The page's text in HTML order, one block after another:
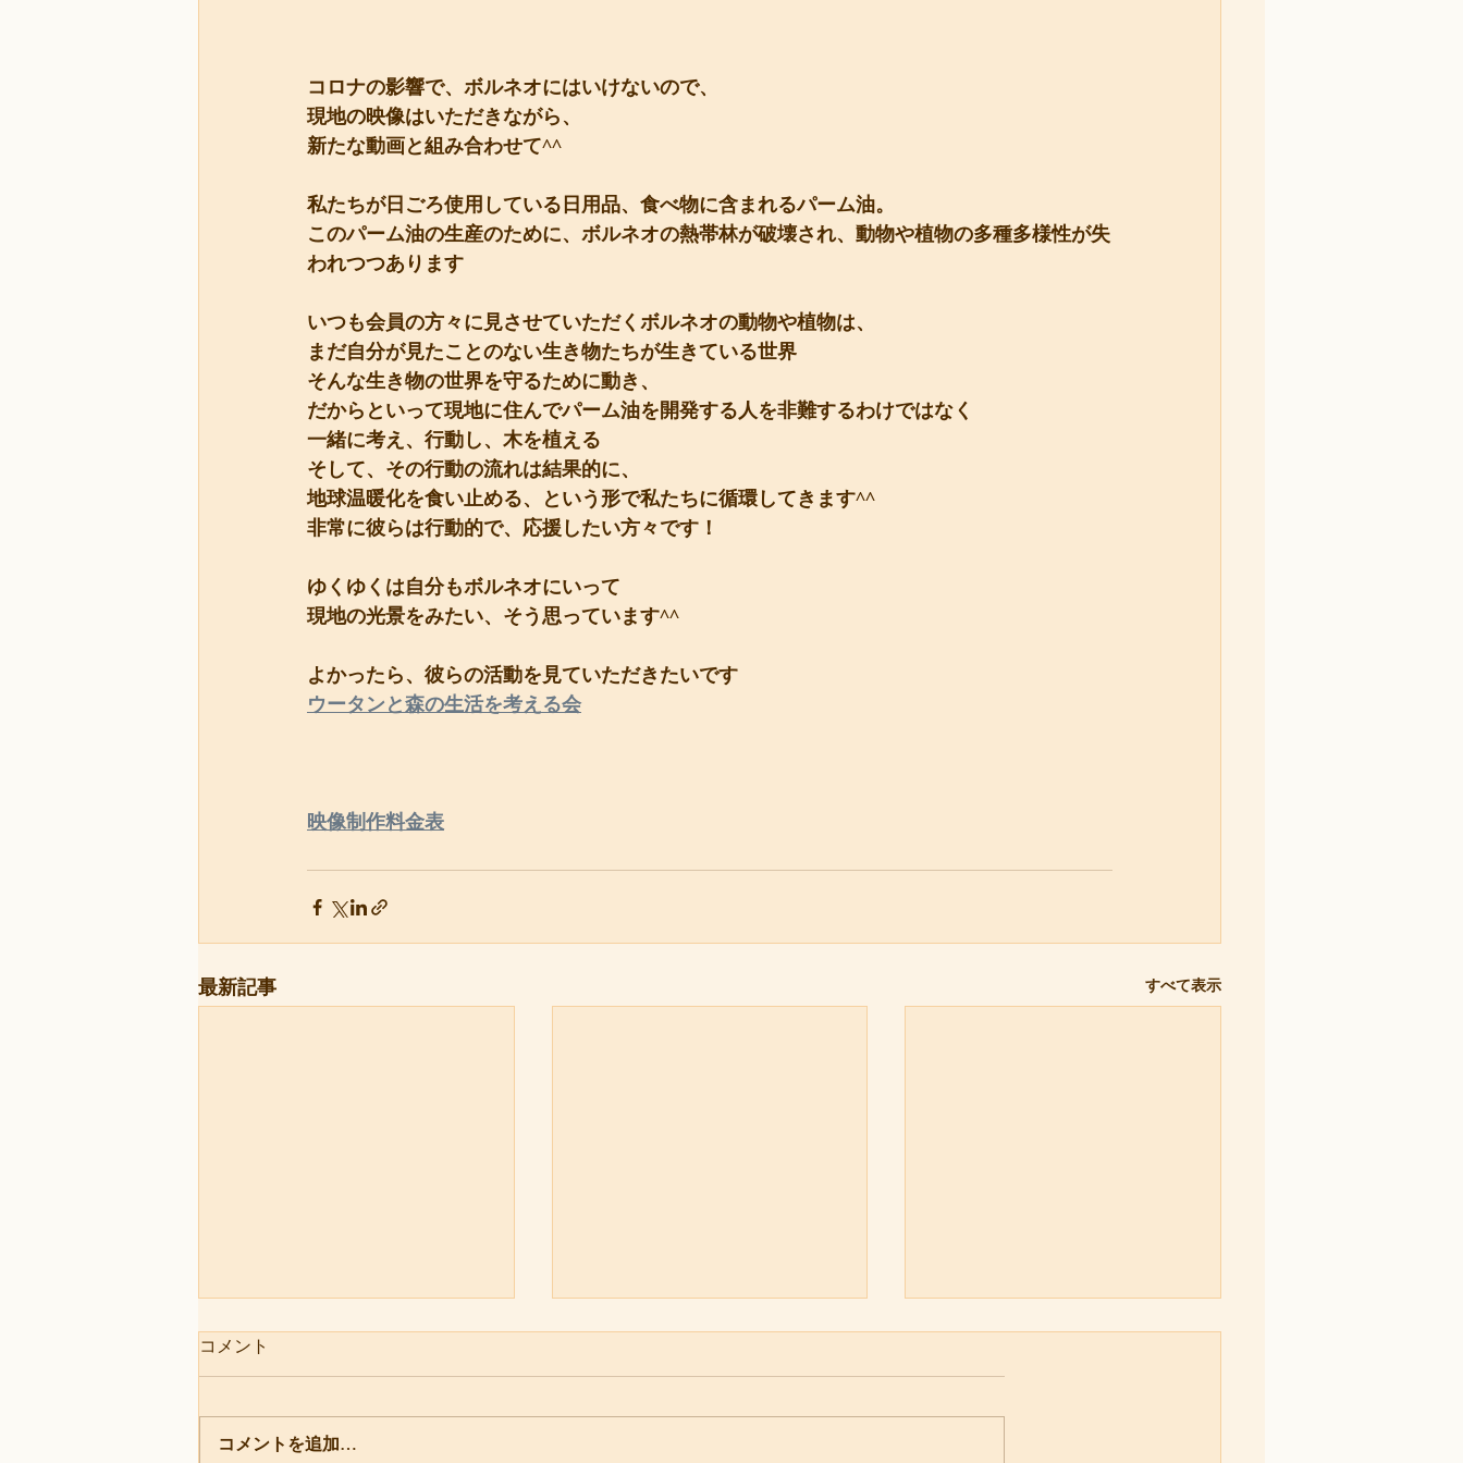
コロナの影響で、ボルネオにはいけないので、
現地の映像はいただきながら、
新たな動画と組み合わせて^^
私たちが日ごろ使用している日用品、食べ物に含まれるパーム油。
このパーム油の生産のために、ボルネオの熱帯林が破壊され、動物や植物の多種多様性が失
われつつあります
いつも会員の方々に見させていただくボルネオの動物や植物は、
まだ自分が見たことのない生き物たちが生きている世界
そんな生き物の世界を守るために動き、
だからといって現地に住んでパーム油を開発する人を非難するわけではなく
一緒に考え、行動し、木を植える
そして、その行動の流れは結果的に、
地球温暖化を食い止める、という形で私たちに循環してきます^^
非常に彼らは行動的で、応援したい方々です！
ゆくゆくは自分もボルネオにいって
現地の光景をみたい、そう思っています^^
よかったら、彼らの活動を見ていただきたいです
ウータンと森の生活を考える会
映像制作料金表
最新記事 すべて表示
コメント
コメントを追加…